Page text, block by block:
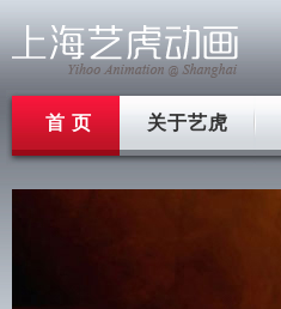
首 页 关于艺虎